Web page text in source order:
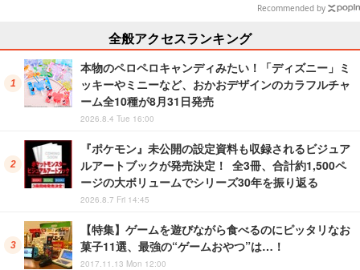
Recommended by
全般アクセスランキング
本物のペロペロキャンディみたい！「ディズニー」ミ
ッキーやミニーなど、おかおデザインのカラフルチャ
ーム全10種が8月31日発売
2026.8.4 Tue 16:00
『ポケモン』未公開の設定資料も収録されるビジュア
ルアートブックが発売決定！ 全3冊、合計約1,500ペ
ージの大ボリュームでシリーズ30年を振り返る
2026.8.7 Fri 14:45
【特集】ゲームを遊びながら食べるのにピッタリなお
菓子11選、最強の“ゲームおやつ”は…！
2017.11.13 Mon 12:00